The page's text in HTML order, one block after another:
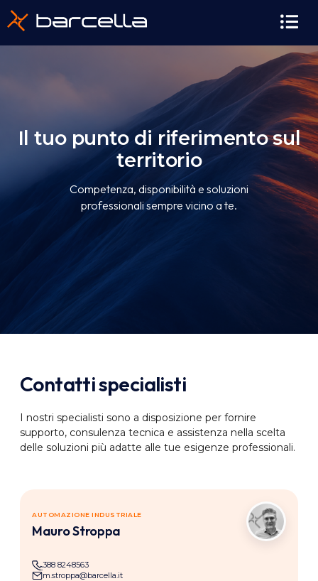
contenuto
Il tuo punto di riferimento sul
territorio
Competenza, disponibilità e soluzioni
professionali sempre vicino a te.
Contatti specialisti
I nostri specialisti sono a disposizione per fornire
supporto, consulenza tecnica e assistenza nella scelta
delle soluzioni più adatte alle tue esigenze professionali.
AUTOMAZIONE INDUSTRIALE
Mauro Stroppa
388 8248563
m.stroppa@barcella.it